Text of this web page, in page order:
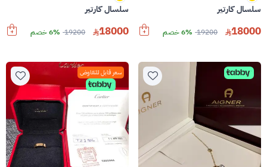
سلسال كارتير
18000
19200 6% خصم
سلسال كارتير
18000
19200 6% خصم
سعر قابل للتفاوض